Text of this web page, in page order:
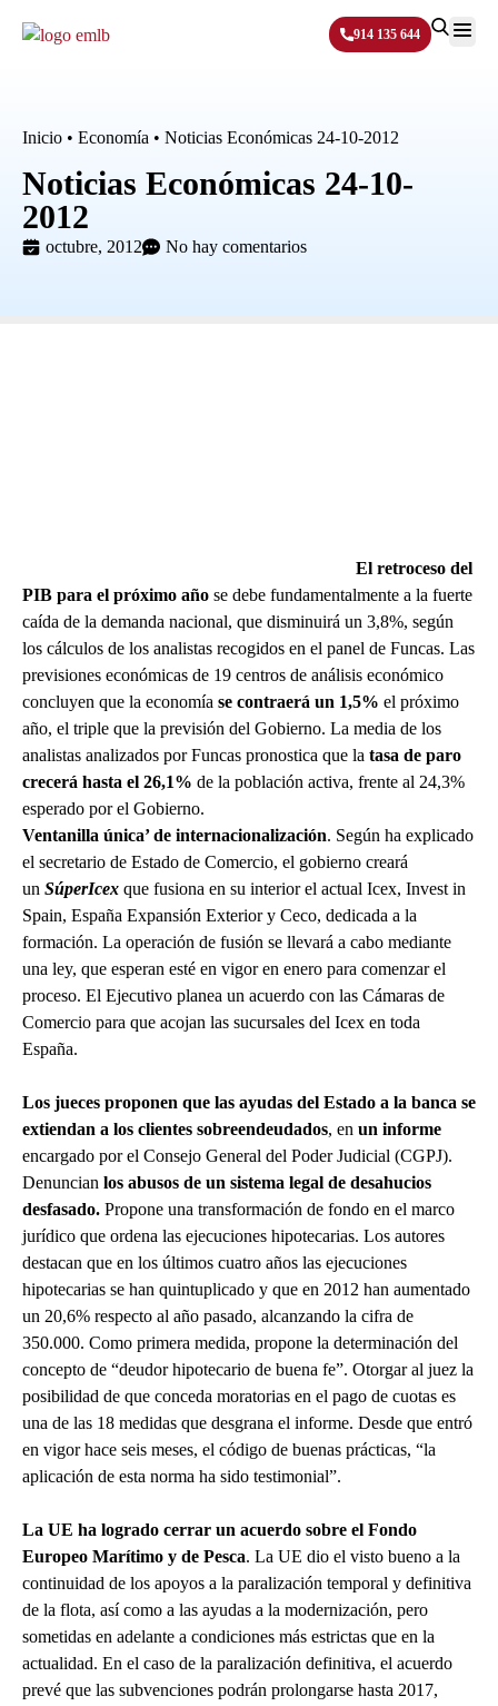
914 135 644
Inicio • Economía • Noticias Económicas 24-10-2012
Noticias Económicas 24-10-
2012
octubre, 2012 No hay comentarios
El retroceso del
PIB para el próximo año se debe fundamentalmente a la fuerte
caída de la demanda nacional, que disminuirá un 3,8%, según
los cálculos de los analistas recogidos en el panel de Funcas. Las
previsiones económicas de 19 centros de análisis económico
concluyen que la economía se contraerá un 1,5% el próximo
año, el triple que la previsión del Gobierno. La media de los
analistas analizados por Funcas pronostica que la tasa de paro
crecerá hasta el 26,1% de la población activa, frente al 24,3%
esperado por el Gobierno.
Ventanilla única’ de internacionalización. Según ha explicado
el secretario de Estado de Comercio, el gobierno creará
un SúperIcex que fusiona en su interior el actual Icex, Invest in
Spain, España Expansión Exterior y Ceco, dedicada a la
formación. La operación de fusión se llevará a cabo mediante
una ley, que esperan esté en vigor en enero para comenzar el
proceso. El Ejecutivo planea un acuerdo con las Cámaras de
Comercio para que acojan las sucursales del Icex en toda
España.
Los jueces proponen que las ayudas del Estado a la banca se
extiendan a los clientes sobreendeudados, en un informe
encargado por el Consejo General del Poder Judicial (CGPJ).
Denuncian los abusos de un sistema legal de desahucios
desfasado. Propone una transformación de fondo en el marco
jurídico que ordena las ejecuciones hipotecarias. Los autores
destacan que en los últimos cuatro años las ejecuciones
hipotecarias se han quintuplicado y que en 2012 han aumentado
un 20,6% respecto al año pasado, alcanzando la cifra de
350.000. Como primera medida, propone la determinación del
concepto de “deudor hipotecario de buena fe”. Otorgar al juez la
posibilidad de que conceda moratorias en el pago de cuotas es
una de las 18 medidas que desgrana el informe. Desde que entró
en vigor hace seis meses, el código de buenas prácticas, “la
aplicación de esta norma ha sido testimonial”.
La UE ha logrado cerrar un acuerdo sobre el Fondo
Europeo Marítimo y de Pesca. La UE dio el visto bueno a la
continuidad de los apoyos a la paralización temporal y definitiva
de la flota, así como a las ayudas a la modernización, pero
sometidas en adelante a condiciones más estrictas que en la
actualidad. En el caso de la paralización definitiva, el acuerdo
prevé que las subvenciones podrán prolongarse hasta 2017,